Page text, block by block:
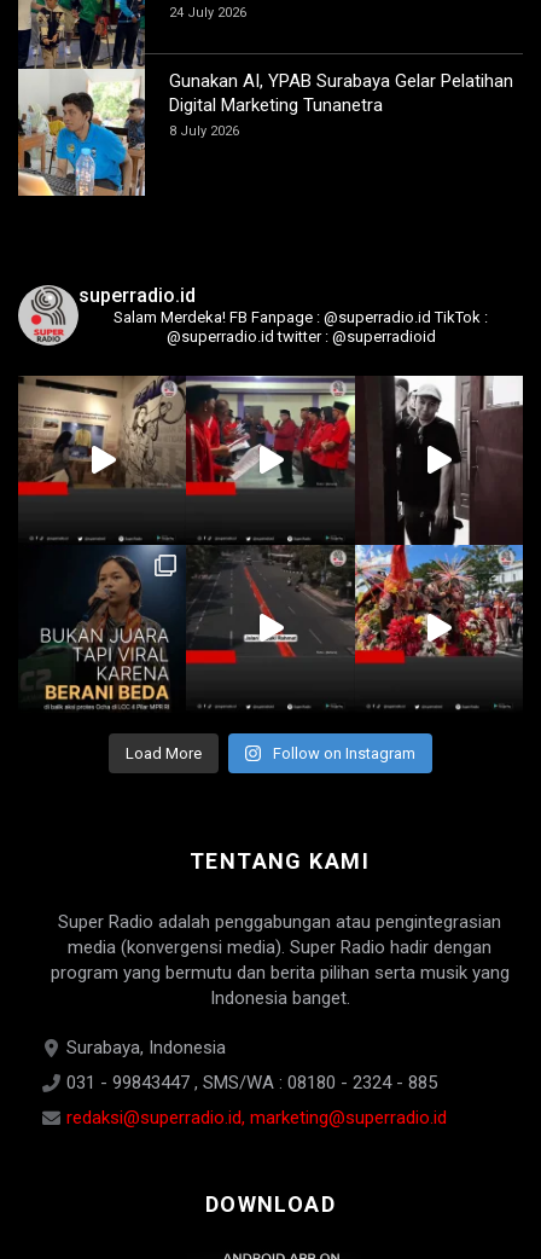
24 July 2026
Gunakan AI, YPAB Surabaya Gelar Pelatihan
Digital Marketing Tunanetra
8 July 2026
superradio.id
Salam Merdeka! FB Fanpage : @superradio.id TikTok :
@superradio.id twitter : @superradioid
Load More Follow on Instagram
TENTANG KAMI
Super Radio adalah penggabungan atau pengintegrasian
media (konvergensi media). Super Radio hadir dengan
program yang bermutu dan berita pilihan serta musik yang
Indonesia banget.
Surabaya, Indonesia
031 - 99843447 , SMS/WA : 08180 - 2324 - 885
redaksi@superradio.id, marketing@superradio.id
DOWNLOAD